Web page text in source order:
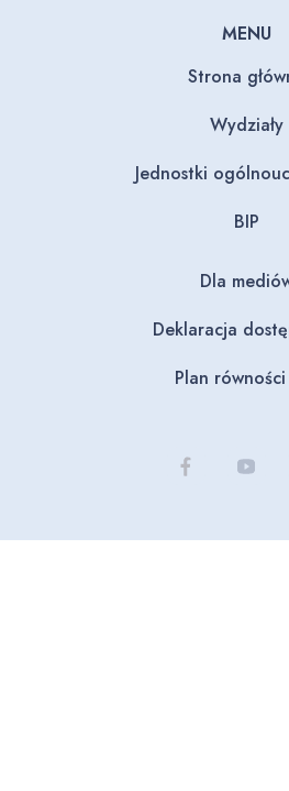
MENU
Strona
Wydziały
Jednostki
BIP
Dla
Deklaracja
Plan równości